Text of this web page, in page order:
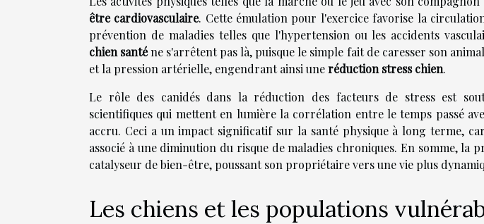
être cardiovasculaire. Cette émulation pour l'exercice favorise la
prévention de maladies telles que l'hypertension ou les accidents
chien santéne s'arrêtent pas là, puisque le simple fait de caresser son
et la pression artérielle, engendrant ainsi uneréduction stress chien.
Le rôle des canidés dans la réduction des facteurs de stress est
scientifiques qui mettent en lumière la corrélation entre le temps passé
accru. Ceci a un impact significatif sur la santé physique à long terme,
associé à une diminution du risque de maladies chroniques. En somme, la
catalyseur de bien-être, poussant son propriétaire vers une vie plus
Les chiens et les populations